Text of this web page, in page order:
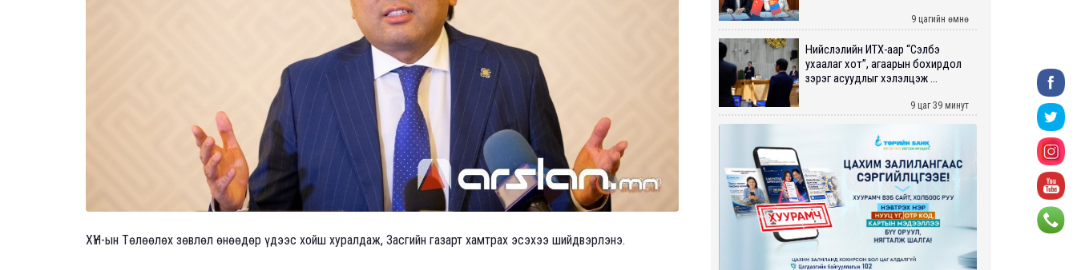
ХҮН-ын Төлөөлөх зөвлөл өнөөдөр үдээс хойш хуралдаж, Засгийн газарт хамтрах эсэхээ шийдвэрлэнэ.
9 цагийн өмнө
Нийслэлийн ИТХ-аар “Сэлбэ
ухаалаг хот”, агаарын бохирдол
зэрэг асуудлыг хэлэлцэж ...
9 цаг 39 минут